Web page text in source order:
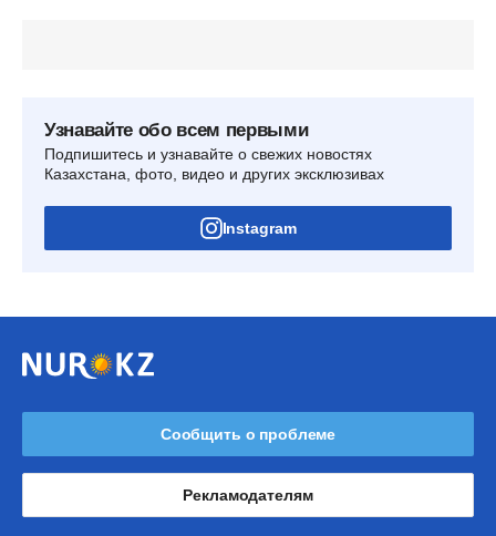
Узнавайте обо всем первыми
Подпишитесь и узнавайте о свежих новостях
Казахстана, фото, видео и других эксклюзивах
Instagram
Сообщить о проблеме
Рекламодателям